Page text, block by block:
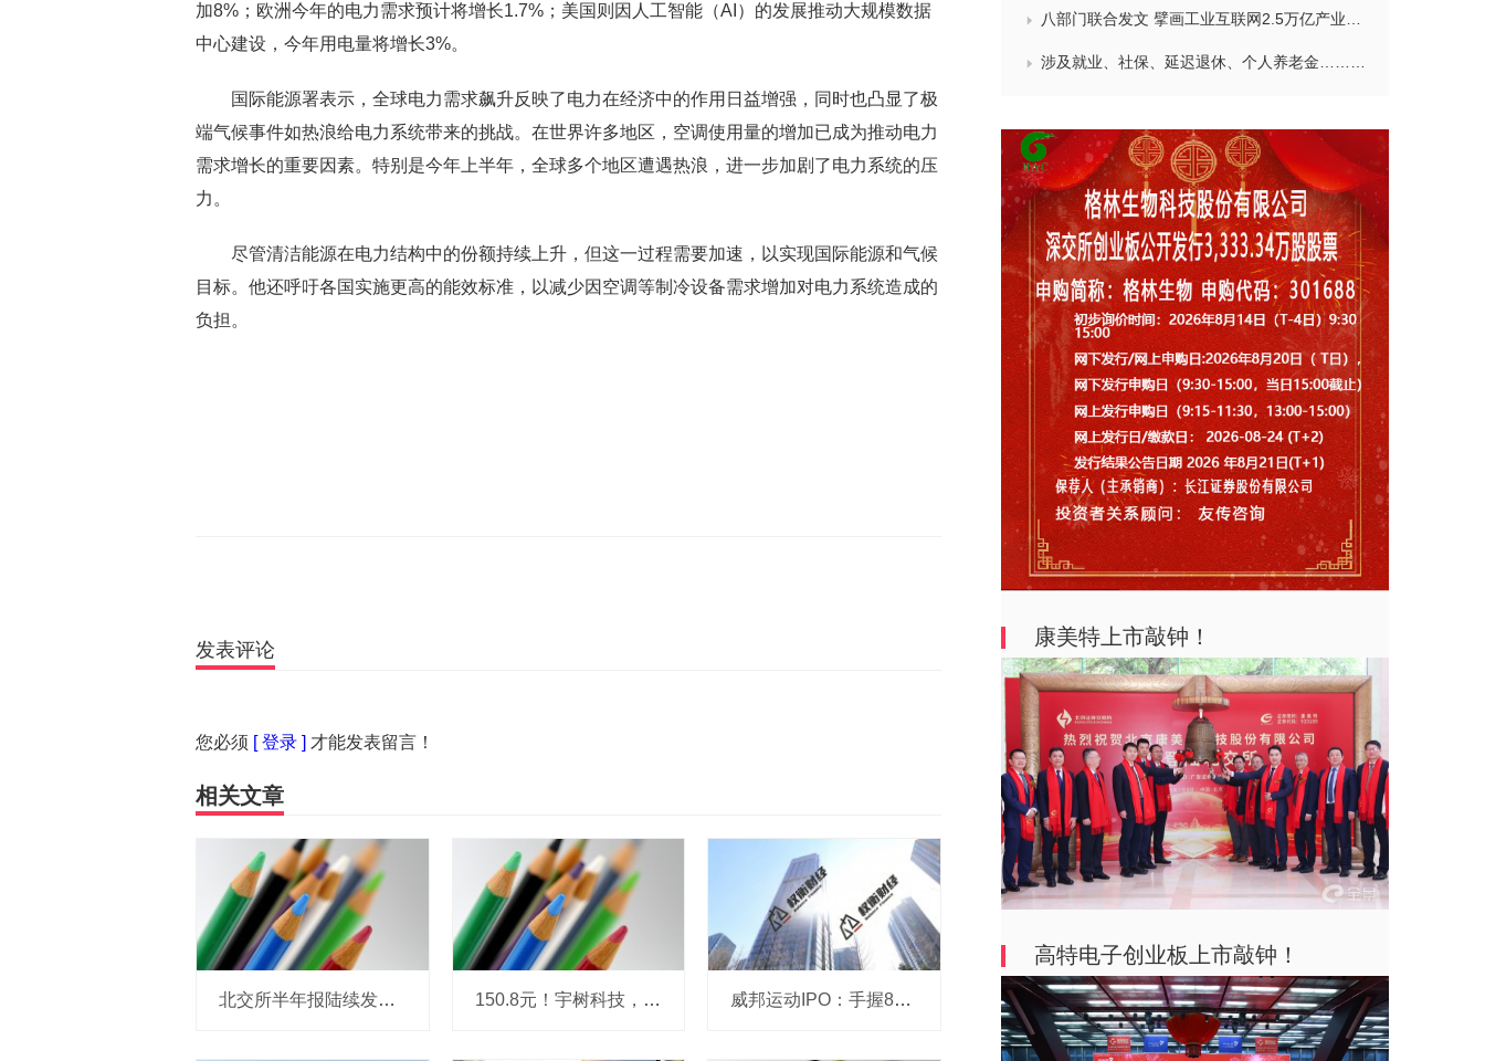
加8%；欧洲今年的电力需求预计将增长1.7%；美国则因人工智能（AI）的发展推动大规模数据
中心建设，今年用电量将增长3%。
国际能源署表示，全球电力需求飙升反映了电力在经济中的作用日益增强，同时也凸显了极
端气候事件如热浪给电力系统带来的挑战。在世界许多地区，空调使用量的增加已成为推动电力
需求增长的重要因素。特别是今年上半年，全球多个地区遭遇热浪，进一步加剧了电力系统的压
力。
尽管清洁能源在电力结构中的份额持续上升，但这一过程需要加速，以实现国际能源和气候
目标。他还呼吁各国实施更高的能效标准，以减少因空调等制冷设备需求增加对电力系统造成的
负担。
发表评论
您必须 [ 登录 ] 才能发表留言！
相关文章
北交所半年报陆续发布 高景气赛道企业业绩亮眼 150.8元！宇树科技，IPO发行价定了 威邦运动IPO：手握8亿现金仍募资补流，实控人家族持股超99%
八部门联合发文 擘画工业互联网2.5万亿产业新图景
涉及就业、社保、延迟退休、个人养老金……人社部回应！
康美特上市敲钟！
高特电子创业板上市敲钟！